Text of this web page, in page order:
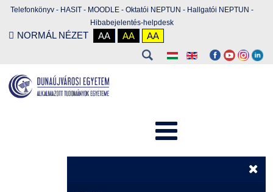
Telefonkönyv - HASIT - MOODLE - Oktatói NEPTUN - Hallgatói NEPTUN -
Hibabejelentés-helpdesk
NORMÁL NÉZET AA AA AA